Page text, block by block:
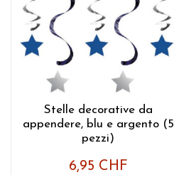
Stelle decorative da
appendere, blu e argento (5
pezzi)
6,95 CHF